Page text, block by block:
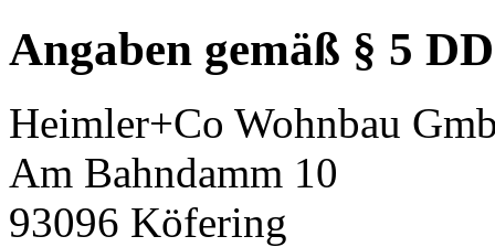
Angaben gemäß § 5
Heimler+Co Wohnbau
Am Bahndamm 10
93096 Köfering